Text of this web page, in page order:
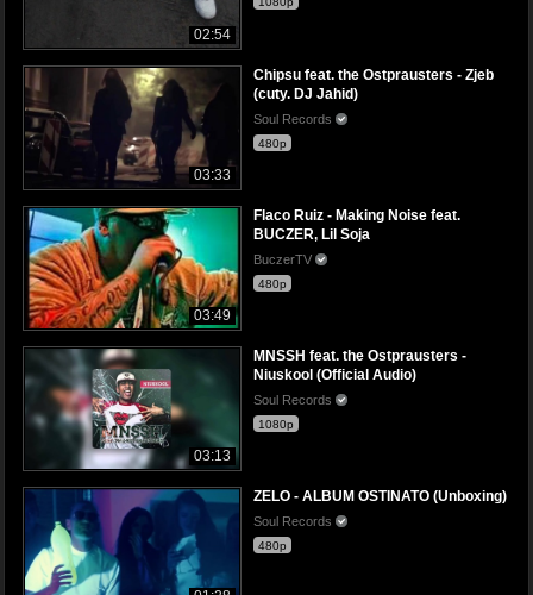
02:54
03:33
Chipsu feat. the Ostprausters - Zjeb
(cuty. DJ Jahid)
Soul Records
480p
03:49
Flaco Ruiz - Making Noise feat.
BUCZER, Lil Soja
BuczerTV
480p
03:13
MNSSH feat. the Ostprausters -
Niuskool (Official Audio)
Soul Records
1080p
ZELO - ALBUM OSTINATO (Unboxing)
Soul Records
480p